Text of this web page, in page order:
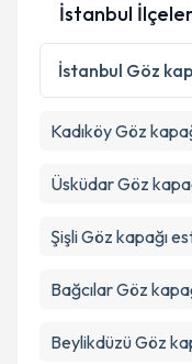
Kişisel
Metni'ni
İstanbul
İstanbul Göz
KadıköyGöz
ÜsküdarGöz
ŞişliGöz kapağı
BağcılarGöz
BeylikdüzüGöz